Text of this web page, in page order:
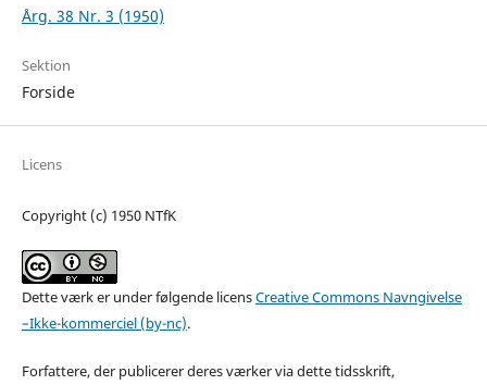
Årg. 38 Nr. 3 (1950)
Sektion
Forside
Licens
Copyright (c) 1950 NTfK
Dette værk er under følgende licensCreative Commons Navngivelse
–Ikke-kommerciel (by-nc).
Forfattere, der publicerer deres værker via dette tidsskrift,